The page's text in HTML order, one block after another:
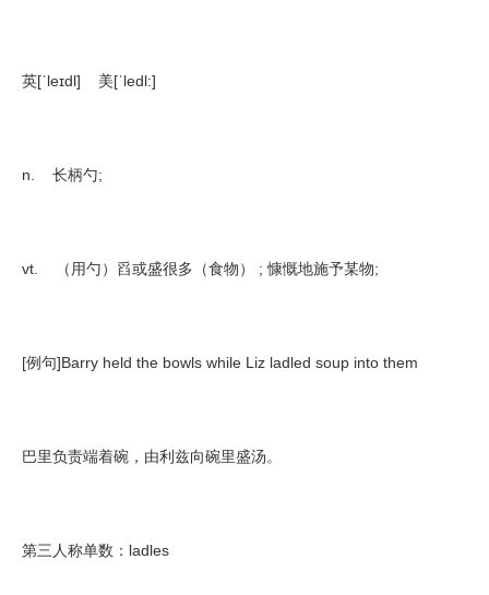
英[ˈleɪdl] 美[ˈledl:]
n. 长柄勺;
vt. （用勺）舀或盛很多（食物） ; 慷慨地施予某物;
[例句]Barry held the bowls while Liz ladled soup into them
巴里负责端着碗，由利兹向碗里盛汤。
第三人称单数：ladles